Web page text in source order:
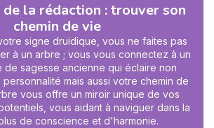
la rédaction : trouver son
chemin de vie
signe druidique, vous ne faites pas
à un arbre ; vous vous connectez à un
de sagesse ancienne qui éclaire non
mais aussi votre chemin de
vous offre un miroir unique de vos
vous aidant à naviguer dans la
de conscience et d'harmonie.